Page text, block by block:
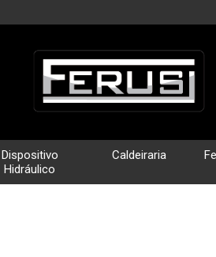
Dispositivo
Hidráulico
Caldeiraria